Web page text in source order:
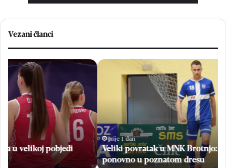
Vezani članci
Veliki
povratak
MNK
Brotnjo:
Zvonimir
Ćavar
ponovno
u
poznatom
prije 1 dan
Veliki povratak u MNK Brotnjo: Zvonimir Ćavar
ponovno u poznatom dresu